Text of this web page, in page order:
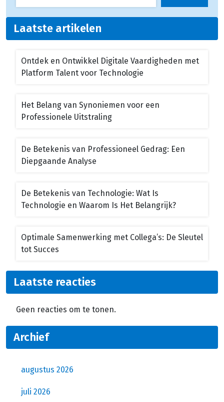
Laatste artikelen
Ontdek en Ontwikkel Digitale Vaardigheden met
Platform Talent voor Technologie
Het Belang van Synoniemen voor een
Professionele Uitstraling
De Betekenis van Professioneel Gedrag: Een
Diepgaande Analyse
De Betekenis van Technologie: Wat Is
Technologie en Waarom Is Het Belangrijk?
Optimale Samenwerking met Collega’s: De Sleutel
tot Succes
Laatste reacties
Geen reacties om te tonen.
Archief
augustus 2026
juli 2026